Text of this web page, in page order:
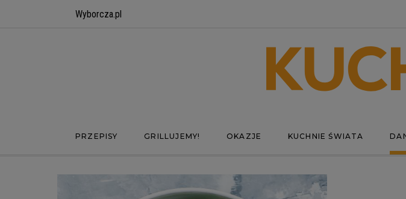
Wyborcza.pl
PRZEPISY GRILLUJEMY! OKAZJE KUCHNIE ŚWIATA